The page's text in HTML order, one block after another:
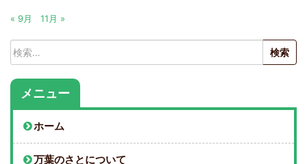
« 9月 11月 »
検
索:
メニュー
ホーム
万葉のさとについて